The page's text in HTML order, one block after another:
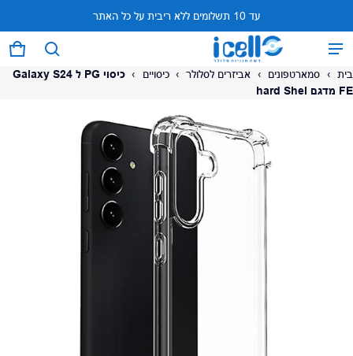
עד 10 תשלומים ללא ריבית על כל האתר
0 פריטים
המוצר נוסף לעגלה
לתשלום
בית › סמארטפונים › אביזרים לסלולר › כיסויים ›
כיסוי PG ל Galaxy S24
FE מדגם hard Shel
על המוצר